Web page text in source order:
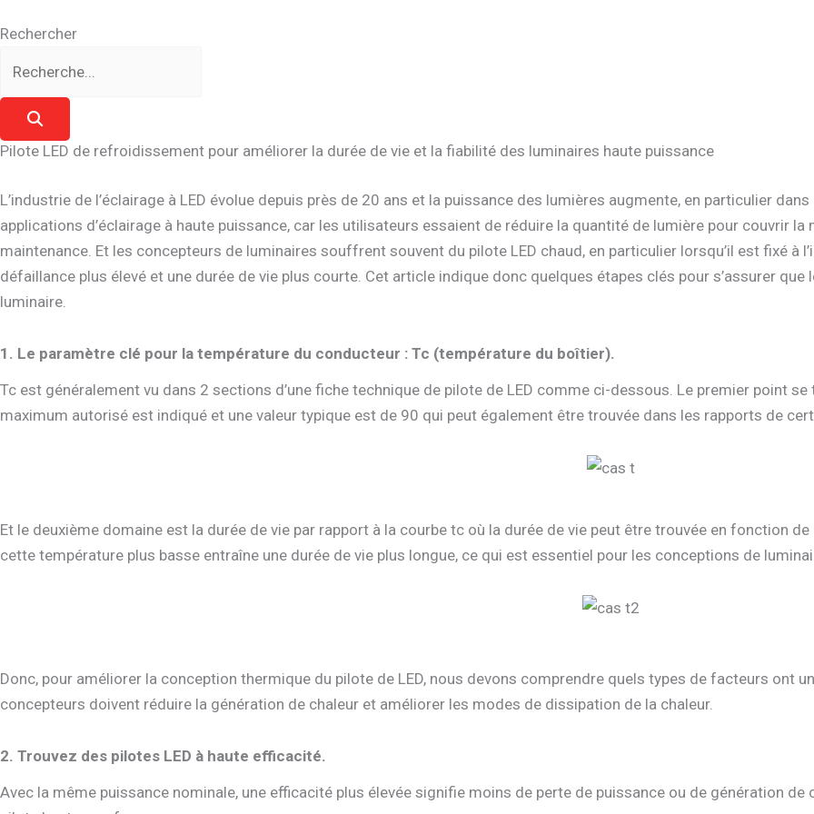
Rechercher
Pilote LED de refroidissement pour améliorer la durée de vie et la fiabilité des luminaires haute puissance
L’industrie de l’éclairage à LED évolue depuis près de 20 ans et la puissance des lumières augmente, en particulier
applications d’éclairage à haute puissance, car les utilisateurs essaient de réduire la quantité de lumière pour couvrir
maintenance. Et les concepteurs de luminaires souffrent souvent du pilote LED chaud, en particulier lorsqu’il est fixé à
défaillance plus élevé et une durée de vie plus courte. Cet article indique donc quelques étapes clés pour s’assurer
luminaire.
1. Le paramètre clé pour la température du conducteur : Tc (température du boîtier).
Tc est généralement vu dans 2 sections d’une fiche technique de pilote de LED comme ci-dessous. Le premier point
maximum autorisé est indiqué et une valeur typique est de 90 qui peut également être trouvée dans les rapports de
Et le deuxième domaine est la durée de vie par rapport à la courbe tc où la durée de vie peut être trouvée en fonction
cette température plus basse entraîne une durée de vie plus longue, ce qui est essentiel pour les conceptions de
Donc, pour améliorer la conception thermique du pilote de LED, nous devons comprendre quels types de facteurs ont
concepteurs doivent réduire la génération de chaleur et améliorer les modes de dissipation de la chaleur.
2. Trouvez des pilotes LED à haute efficacité.
Avec la même puissance nominale, une efficacité plus élevée signifie moins de perte de puissance ou de génération de